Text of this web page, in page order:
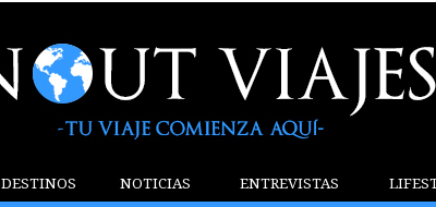
DESTINOS NOTICIAS ENTREVISTAS